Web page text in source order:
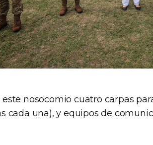
nosocomio cuatro carpas
cada una), y equipos de